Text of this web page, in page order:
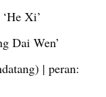
Xi’
Dai Wen’
| peran: